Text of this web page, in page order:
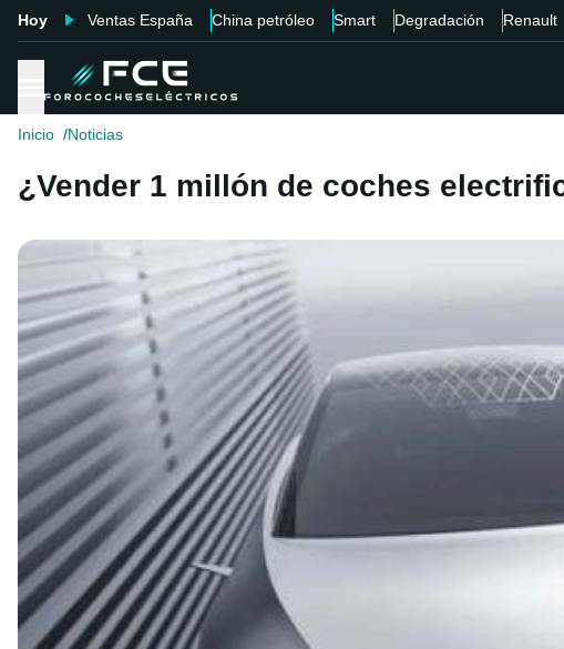
Hoy Ventas España China petróleo Smart Degradación Renault
Inicio Noticias
¿Vender 1 millón de coches